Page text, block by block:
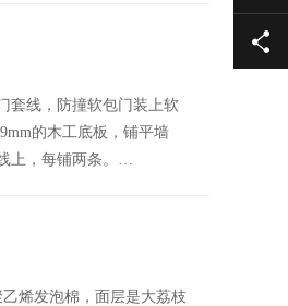
套线，防撞软包门装上软
的木工底板，铺平墙
上，每铺两条。…
烯发泡棉，面层是大荔枝